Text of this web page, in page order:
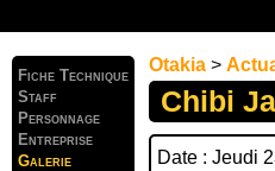
Fiche Technique
Staff
Personnage
Entreprise
Galerie
Otakia >
Chibi
Date : Jeudi